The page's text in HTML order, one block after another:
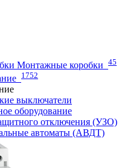
Монтажные коробки 45
1752
выключатели
оборудование
отключения (УЗО)
автоматы (АВДТ)